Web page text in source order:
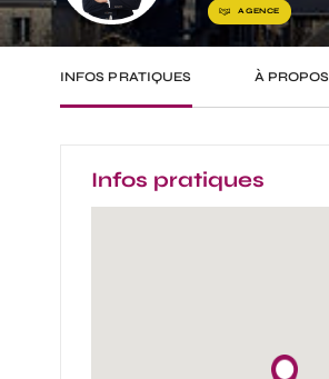
AGENCE
INFOS PRATIQUES À PROPOS
Infos pratiques